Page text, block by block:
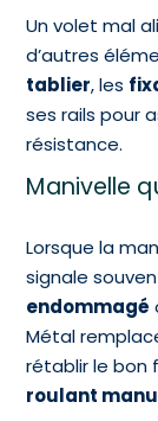
Un volet mal
d’autres
tablier, les
ses rails pour
résistance.
Manivelle
Lorsque la
signale
endommagé
Métal
rétablir le
roulant